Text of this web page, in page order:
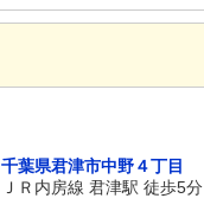
千葉県君津市中野４丁目
ＪＲ内房線 君津駅 徒歩5分